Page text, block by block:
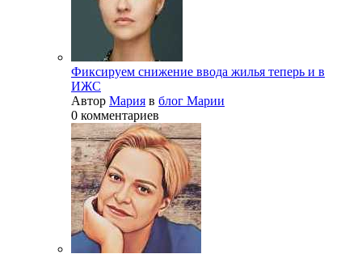
Фиксируем снижение ввода жилья теперь и в
ИЖС
Автор Мария в блог Марии
0 комментариев